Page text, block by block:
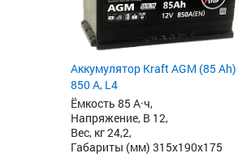
Аккумулятор Kraft AGM (85 Ah)
850 А, L4
Ёмкость 85 А·ч,
Напряжение, В 12,
Вес, кг 24,2,
Габариты (мм) 315x190x175